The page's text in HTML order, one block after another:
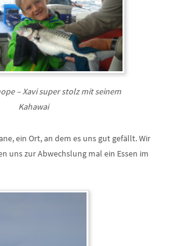
– Xavi super stolz mit seinem
Kahawai
ein Ort, an dem es uns gut gefällt. Wir
uns zur Abwechslung mal ein Essen im